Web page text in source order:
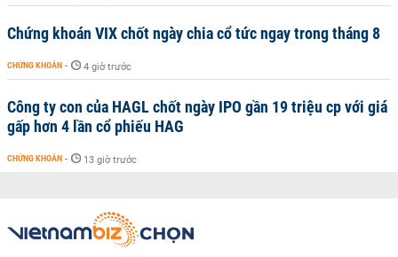
Chứng khoán VIX chốt ngày chia cổ tức ngay trong tháng 8
CHỨNG KHOÁN - 4 giờ trước
Công ty con của HAGL chốt ngày IPO gần 19 triệu cp với giá
gấp hơn 4 lần cổ phiếu HAG
CHỨNG KHOÁN - 13 giờ trước